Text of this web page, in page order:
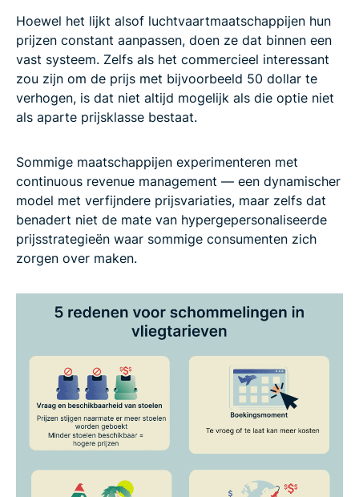
Hoewel het lijkt alsof luchtvaartmaatschappijen hun
prijzen constant aanpassen, doen ze dat binnen een
vast systeem. Zelfs als het commercieel interessant
zou zijn om de prijs met bijvoorbeeld 50 dollar te
verhogen, is dat niet altijd mogelijk als die optie niet
als aparte prijsklasse bestaat.
Sommige maatschappijen experimenteren met
continuous revenue management — een dynamischer
model met verfijndere prijsvariaties, maar zelfs dat
benadert niet de mate van hypergepersonaliseerde
prijsstrategieën waar sommige consumenten zich
zorgen over maken.